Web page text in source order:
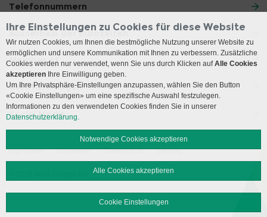
Telefonnummern
Ausserhalb der Bürozeiten
Member of
Zertifizierungen
Social Media
Impressum Disclaimer Datenschutz Sitemap
Ihre Einstellungen zu Cookies für diese Website
Wir nutzen Cookies, um Ihnen die bestmögliche Nutzung unserer Website zu
ermöglichen und unsere Kommunikation mit Ihnen zu verbessern. Zusätzliche
Cookies werden nur verwendet, wenn Sie uns durch Klicken aufAlle Cookies
akzeptieren Ihre Einwilligung geben.
Um Ihre Privatsphäre-Einstellungen anzupassen, wählen Sie den Button
«Cookie Einstellungen» um eine spezifische Auswahl festzulegen.
Informationen zu den verwendeten Cookies finden Sie in unserer
Datenschutzerklärung.
Notwendige Cookies akzeptieren
Alle Cookies akzeptieren
Cookie Einstellungen